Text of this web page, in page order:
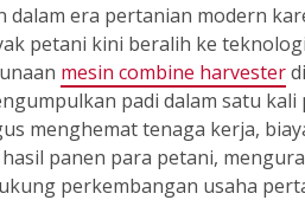
era pertanian modern
petani kini beralih ke
mesin combine harvester
padi dalam satu kali
menghemat tenaga kerja,
panen para petani,
perkembangan usaha